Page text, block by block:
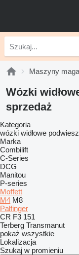
Maszyny
Wózki
sprzedaż
Kategoria
wózki widłowe
Marka
Combilift
C-Series
DCG
Manitou
P-series
Moffett
M4 M8
Palfinger
CR F3 151
Terberg Transmanut
pokaż wszystkie
Lokalizacja
Szukaj w promieniu